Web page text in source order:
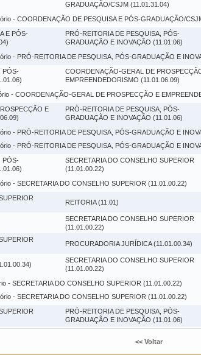
GRADUAÇÃO/CSJM (11.01.31.04)
- COORDENAÇÃO DE PESQUISA E PÓS-GRADUAÇÃO/
E PÓS-
PRÓ-REITORIA DE PESQUISA, PÓS-
GRADUAÇÃO E INOVAÇÃO (11.01.06)
- PRÓ-REITORIA DE PESQUISA, PÓS-GRADUAÇÃO E
PÓS-
COORDENAÇÃO-GERAL DE
EMPREENDEDORISMO (11.01.06.09)
- COORDENAÇÃO-GERAL DE PROSPECÇÃO E
E
PRÓ-REITORIA DE PESQUISA, PÓS-
GRADUAÇÃO E INOVAÇÃO (11.01.06)
- PRÓ-REITORIA DE PESQUISA, PÓS-GRADUAÇÃO E
- PRÓ-REITORIA DE PESQUISA, PÓS-GRADUAÇÃO E
PÓS-
SECRETARIA DO CONSELHO SUPERIOR
(11.01.00.22)
- SECRETARIA DO CONSELHO SUPERIOR (11.01.00.22)
REITORIA (11.01)
SECRETARIA DO CONSELHO SUPERIOR
(11.01.00.22)
PROCURADORIA JURÍDICA (11.01.00.34)
SECRETARIA DO CONSELHO SUPERIOR
(11.01.00.22)
- SECRETARIA DO CONSELHO SUPERIOR (11.01.00.22)
- SECRETARIA DO CONSELHO SUPERIOR (11.01.00.22)
PRÓ-REITORIA DE PESQUISA, PÓS-
GRADUAÇÃO E INOVAÇÃO (11.01.06)
<< Voltar